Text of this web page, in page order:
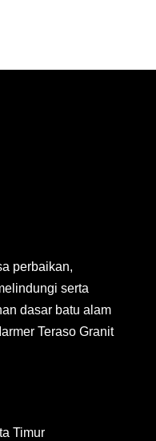
perbaikan,
serta
dasar batu alam
Teraso Granit
Timur